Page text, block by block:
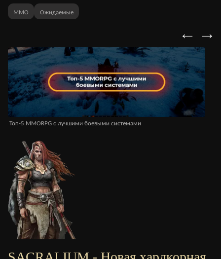
MMO Ожидаемые
← →
Топ-5 MMORPG с лучшими боевыми системами